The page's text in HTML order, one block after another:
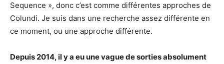
Sequence », donc c’est comme différentes approches de
Colundi. Je suis dans une recherche assez différente en
ce moment, ou une approche différente.
Depuis 2014, il y a eu une vague de sorties absolument